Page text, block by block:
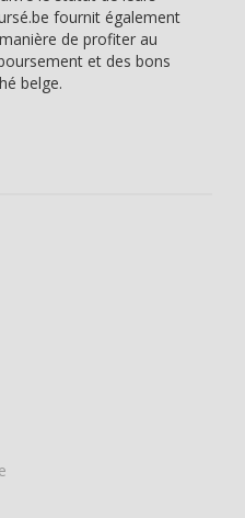
fournit également
de profiter au
et des bons
belge.